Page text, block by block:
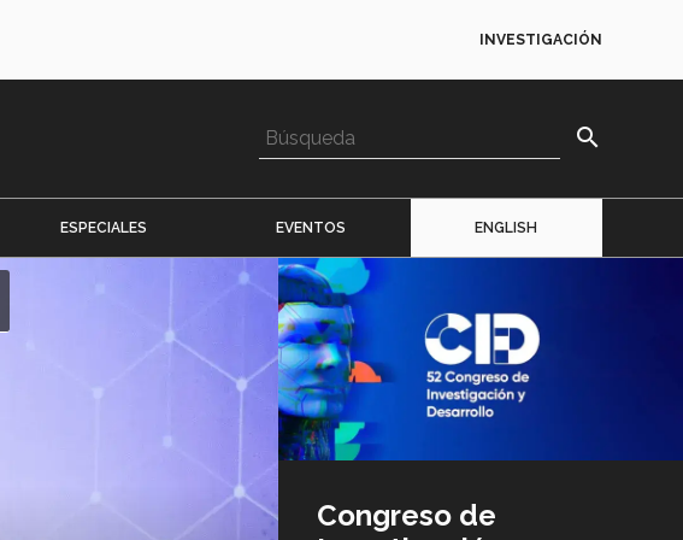
INVESTIGACIÓN
search
ESPECIALES EVENTOS ENGLISH
Imagen
o
logo
Congreso de